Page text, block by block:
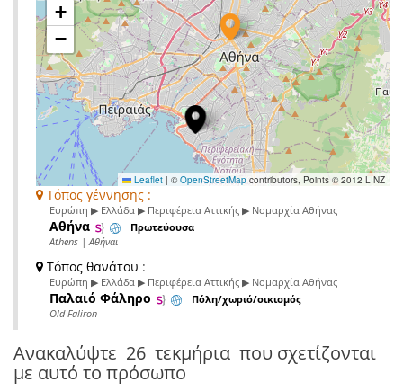
+
−
Leaflet | © OpenStreetMap contributors, Points © 2012 LINZ
Τόπος γέννησης :
Ευρώπη ▶ Ελλάδα ▶ Περιφέρεια Αττικής ▶ Νομαρχία Αθήνας
Αθήνα Πρωτεύουσα
Athens | Αθήναι
Τόπος θανάτου :
Ευρώπη ▶ Ελλάδα ▶ Περιφέρεια Αττικής ▶ Νομαρχία Αθήνας
Παλαιό Φάληρο Πόλη/χωριό/οικισμός
Old Faliron
Ανακαλύψτε 26 τεκμήρια που σχετίζονται
με αυτό το πρόσωπο